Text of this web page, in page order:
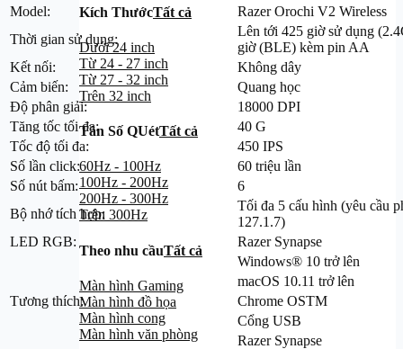
Kích ThướcTất cả
Dưới 24 inch
Từ 24 - 27 inch
Từ 27 - 32 inch
Trên 32 inch
Tần Số QUétTất cả
60Hz - 100Hz
100Hz - 200Hz
200Hz - 300Hz
Trên 300Hz
Theo nhu cầuTất cả
Màn hình Gaming
Màn hình đồ họa
Màn hình cong
Màn hình văn phòng
Model:
Razer Orochi V2 Wireless
Thời gian sử dụng:
Lên tới 425 giờ sử dụng
giờ (BLE) kèm pin AA
Kết nối:
Không dây
Cảm biến:
Quang học
Độ phân giải:
18000 DPI
Tăng tốc tối đa:
40 G
Tốc độ tối đa:
450 IPS
Số lần click:
60 triệu lần
Số nút bấm:
6
Bộ nhớ tích hợp:
Tối đa 5 cấu hình (yêu cầu
127.1.7)
LED RGB:
Razer Synapse
Tương thích:
Windows® 10 trở lên
macOS 10.11 trở lên
Chrome OSTM
Cổng USB
Razer Synapse